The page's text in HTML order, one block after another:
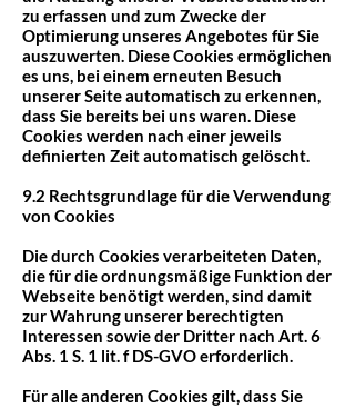
zu erfassen und zum Zwecke der
Optimierung unseres Angebotes für Sie
auszuwerten. Diese Cookies ermöglichen
es uns, bei einem erneuten Besuch
unserer Seite automatisch zu erkennen,
dass Sie bereits bei uns waren. Diese
Cookies werden nach einer jeweils
definierten Zeit automatisch gelöscht.
9.2 Rechtsgrundlage für die Verwendung
von Cookies
Die durch Cookies verarbeiteten Daten,
die für die ordnungsmäßige Funktion der
Webseite benötigt werden, sind damit
zur Wahrung unserer berechtigten
Interessen sowie der Dritter nach Art. 6
Abs. 1 S. 1 lit. f DS-GVO erforderlich.
Für alle anderen Cookies gilt, dass Sie